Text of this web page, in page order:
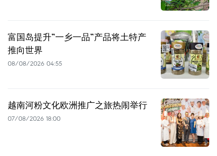
富国岛提升”一乡一品”产品将土特产
推向世界
08/08/2026 04:55
越南河粉文化欧洲推广之旅热闹举行
07/08/2026 18:00